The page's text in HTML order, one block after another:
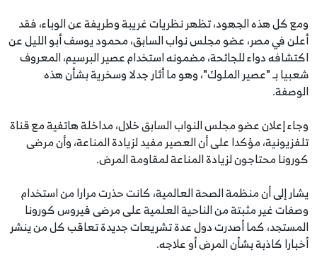
ومع كل هذه الجهود، تظهر نظريات غريبة وطريفة عن الوباء، فقد
أعلن في مصر، عضو مجلس نواب السابق، محمود يوسف أبو الليل عن
اكتشافه دواء للجائحة، مضمونه استخدام عصير البرسيم، المعروف
شعبيا بـ "عصير الملوك"، وهو ما أثار جدلا وسخرية بشأن هذه
الوصفة.
وجاء إعلان عضو مجلس النواب السابق خلال، مداخلة هاتفية مع قناة
تلفزيونية، مؤكدا على أن العصير مفيد لزيادة المناعة، وأن مرضى
كورونا محتاجون لزيادة المناعة لمقاومة المرض.
يشار إلى أن منظمة الصحة العالمية، كانت حذرت مرارا من استخدام
وصفات غير مثبتة من الناحية العلمية على مرضى فيروس كورونا
المستجد، كما أصدرت دول عدة تشريعات جديدة تعاقب كل من ينشر
أخبارا كاذبة بشأن المرض أو علاجه.